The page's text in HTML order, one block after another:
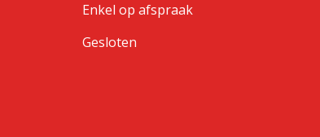
Enkel op afspraak
Gesloten